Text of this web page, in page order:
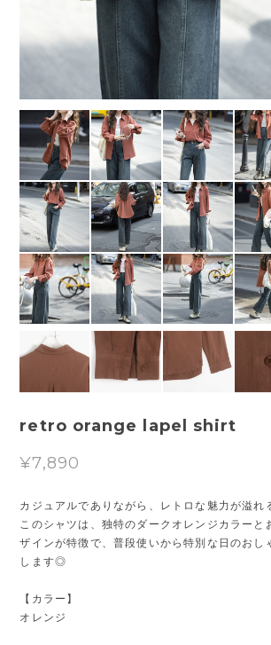
retro orange lapel shirt
¥7,890
カジュアルでありながら、レトロな魅力が溢れ
このシャツは、独特のダークオレンジカラーと
ザインが特徴で、普段使いから特別な日のおし
します◎
【カラー】
オレンジ